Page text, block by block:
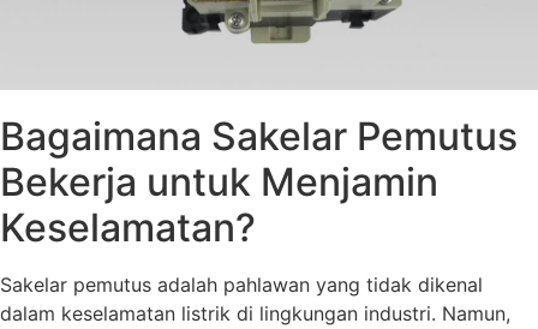
Bagaimana Sakelar Pemutus
Bekerja untuk Menjamin
Keselamatan?
Sakelar pemutus adalah pahlawan yang tidak dikenal
dalam keselamatan listrik di lingkungan industri. Namun,